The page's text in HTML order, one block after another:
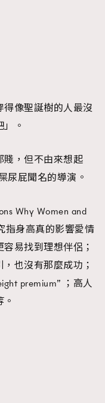
像聖誕樹的人最沒
。
賤，但不由來想起
尿屁聞名的導演。
Why Women and
指身高真的影響愛情
易找到理想伴侶；
也沒有那麼成功；
premium” ；高人